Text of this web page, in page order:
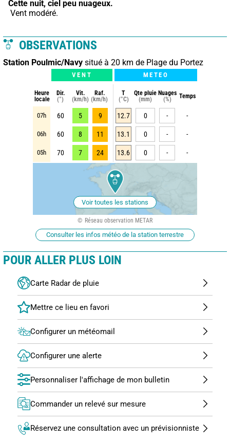
Cette nuit, ciel peu nuageux.
Vent modéré.
OBSERVATIONS
Station Poulmic/Navy situé à 20 km de Plage du Portez
VENT METEO
Heure
locale
Dir.
(°)
Vit.
(km/h)
Raf.
(km/h)
T
(°C)
Qte pluie
(mm)
Nuages
(%)
Temps
07h 60 5 9 12.7 0 - -
06h 60 8 11 13.1 0 - -
05h 70 7 24 13.6 0 - -
Voir toutes les stations
Réseau observation METAR
Consulter les infos météo de la station terrestre
POUR ALLER PLUS LOIN
Carte Radar de pluie
Configurer un météomail
Configurer une alerte
Personnaliser l'affichage de mon bulletin
Commander un relevé sur mesure
Réservez une consultation avec un prévisionniste